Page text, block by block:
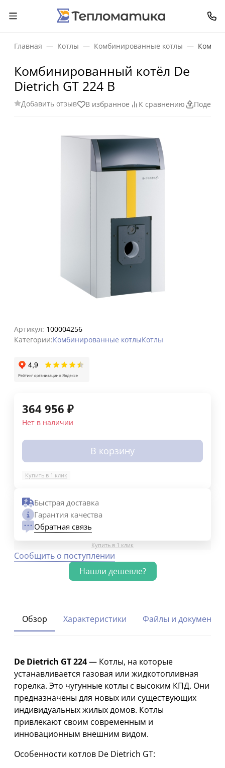
Главная Котлы Комбинированные котлы
Комбинированный котёл De
Dietrich GT 224 B
Добавить отзыв В избранное К сравнению
Артикул: 100004256
Категории:Комбинированные котлыКотлы
364 956 ₽
Нет в наличии
В корзину
Купить в 1 клик
Быстрая доставка
Гарантия качества
Обратная связь
Купить в 1 клик
Сообщить о поступлении
Обзор Характеристики Файлы и документы
De Dietrich GT 224— Котлы, на которые
устанавливается газовая или жидкотопливная
горелка. Это чугунные котлы с высоким КПД. Они
предназначены для новых или существующих
индивидуальных жилых домов. Котлы
привлекают своим современным и
инновационным внешним видом.
Особенности котлов De Dietrich GT: